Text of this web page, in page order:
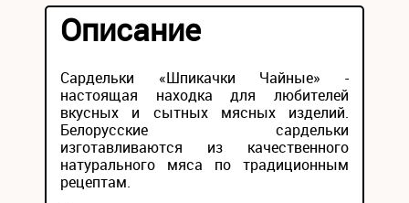
Описание
Сардельки «Шпикачки Чайные» -
настоящая находка для любителей
вкусных и сытных мясных изделий.
Белорусские сардельки
изготавливаются из качественного
натурального мяса по традиционным
рецептам.